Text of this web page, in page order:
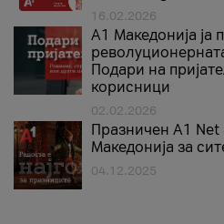
16.02.2026
А1 Македонија ја
Подари на
корисници
02.02.2026
Празничен A1 Net
Македонија за
04.12.2025